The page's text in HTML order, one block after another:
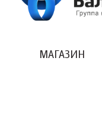
МАГАЗИН